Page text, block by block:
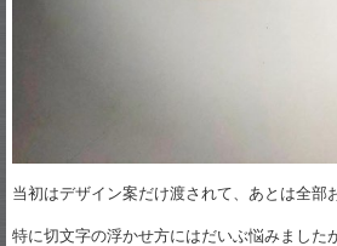
当初はデザイン案だけ渡されて、あとは全部
特に切文字の浮かせ方にはだいぶ悩みました